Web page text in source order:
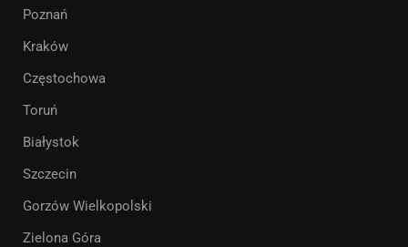
Poznań
Kraków
Częstochowa
Toruń
Białystok
Szczecin
Gorzów Wielkopolski
Zielona Góra